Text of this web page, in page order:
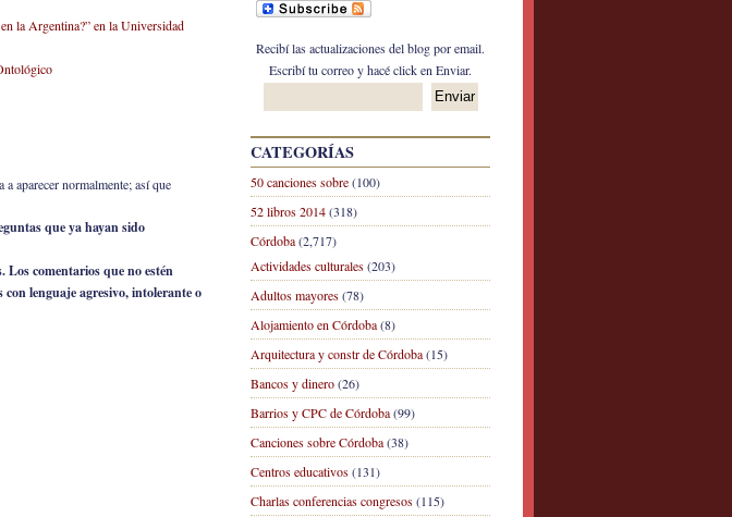
Recibí las actualizaciones del blog por email.
Escribí tu correo y hacé click en Enviar.
CATEGORÍAS
50 canciones sobre(100)
52 libros 2014(318)
Córdoba(2,717)
Actividades culturales(203)
Adultos mayores(78)
Alojamiento en Córdoba(8)
Arquitectura y constr de Córdoba(15)
Bancos y dinero(26)
Barrios y CPC de Córdoba(99)
Canciones sobre Córdoba(38)
Centros educativos(131)
Charlas conferencias congresos(115)
la Argentina?” en la Universidad
aparecer normalmente; así que
que ya hayan sido
Los comentarios que no estén
lenguaje agresivo, intolerante o